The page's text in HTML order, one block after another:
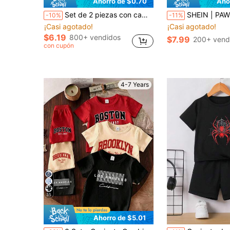
-10% Set de 2 piezas con camiseta de manga corta y cuello redondo con estampado de cara de dibujos animados y pantalones cortos para niño, conjunto casual
¡Casi agotado!
$6.19 800+ vendidos
con cupón
-11% SHEIN | PAW Patrol Conjunto casual diario de camiseta de manga corta con cuello
¡Casi agotado!
$7.99 200+
4-7 Years
35
Ahorro de $5.01
#2 Más vendidos